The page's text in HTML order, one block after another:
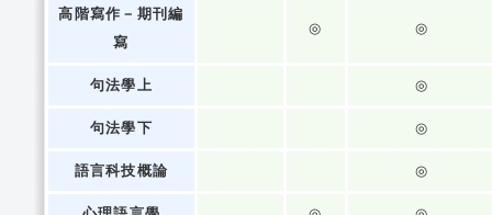
高階寫作－期刊編
寫
◎ ◎
句法學上 ◎
句法學下 ◎
語言科技概論 ◎